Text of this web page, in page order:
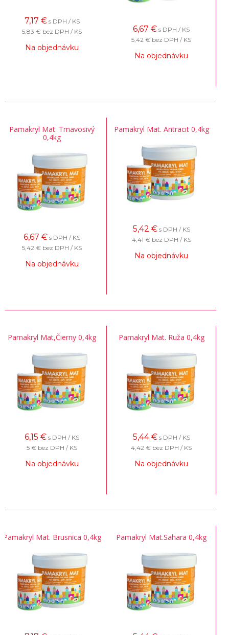
7,17 € s DPH / KS
5,83 € bez DPH / KS
Na objednávku
6,67 € s DPH / KS
5,42 € bez DPH / KS
Na objednávku
Pamakryl Mat. Tmavosivý
0,4kg
6,67 € s DPH / KS
5,42 € bez DPH / KS
Na objednávku
Pamakryl Mat. Antracit 0,4kg
5,42 € s DPH / KS
4,41 € bez DPH / KS
Na objednávku
Pamakryl Mat,Čierny 0,4kg
6,15 € s DPH / KS
5 € bez DPH / KS
Na objednávku
Pamakryl Mat. Ruža 0,4kg
5,44 € s DPH / KS
4,42 € bez DPH / KS
Na objednávku
Pamakryl Mat. Brusnica 0,4kg Pamakryl Mat.Sahara 0,4kg